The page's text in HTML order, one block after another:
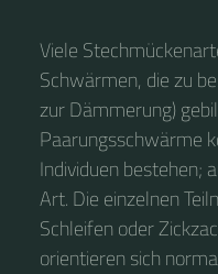
Viele
Schwärmen, die zu
zur Dämmerung)
Paarungsschwärme
Individuen bestehen;
Art. Die einzelnen
Schleifen oder
orientieren sich